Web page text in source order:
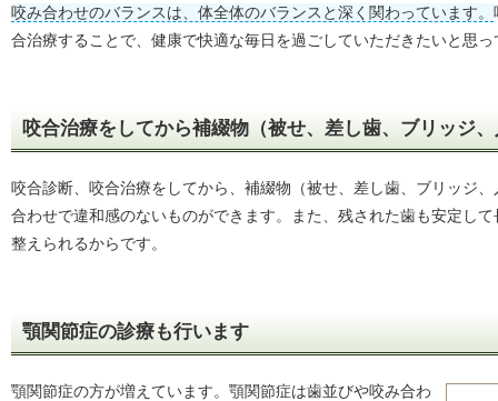
咬み合わせのバランスは、体全体のバランスと深く関わっています。
合治療することで、健康で快適な毎日を過ごしていただきたいと思っ
咬合治療をしてから補綴物（被せ、差し歯、ブリッジ
咬合診断、咬合治療をしてから、補綴物（被せ、差し歯、ブリッジ
合わせで違和感のないものができます。また、残された歯も安定し
整えられるからです。
顎関節症の診療も行います
顎関節症の方が増えています。顎関節症は歯並びや咬み合わ